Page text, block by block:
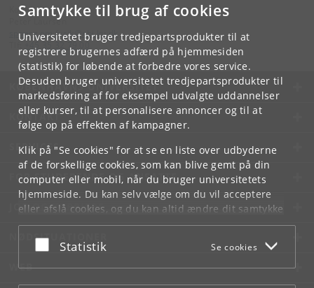
Samtykke til brug af cookies
Universitetet bruger tredjepartsprodukter til at
registrere brugernes adfærd på hjemmesiden
(statistik) for løbende at forbedre vores service.
Desuden bruger universitetet tredjepartsprodukter til
markedsføring af for eksempel udvalgte uddannelser
eller kurser, til at personalisere annoncer og til at
følge op på effekten af kampagner.
Klik på "Se cookies" for at se en liste over udbyderne
af de forskellige cookies, som kan blive gemt på din
computer eller mobil, når du bruger universitetets
hjemmeside. Du kan selv vælge om du vil acceptere
eller afslå cookies, og du kan altid ændre dit samtykke
underCookie- og privatlivspolitiksom du finder i
bunden af hver side.
Acceptér eller afslå
Statistik Se cookies
Kontakt:
Peter Laursen
spoerg.om.fysik@ nbi.ku.dk
KØBENHAVNS UNIVERSITET
KONTAKT
SERVICES
FOR STUDERENDE OG ANSATTE
JOB OG KARRIERE
NØDSITUATIONER
WEB